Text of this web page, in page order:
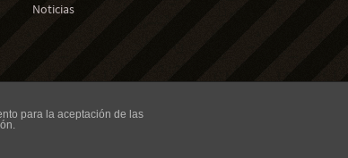
para la aceptación de las
Noticias
Copyright © 2013 Cloud Soft SL